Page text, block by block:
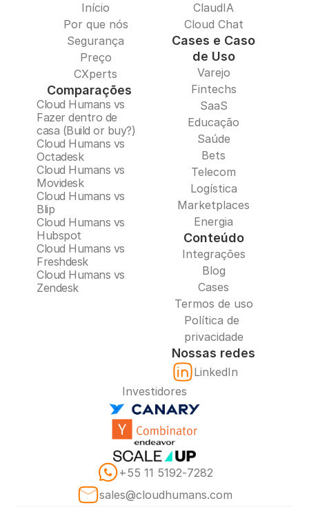
Início
Por que nós
Segurança
Preço
CXperts
Comparações
Cloud Humans vs
Fazer dentro de
casa (Build or buy?)
Cloud Humans vs
Octadesk
Cloud Humans vs
Movidesk
Cloud Humans vs
Blip
Cloud Humans vs
Hubspot
Cloud Humans vs
Freshdesk
Cloud Humans vs
Zendesk
ClaudIA
Cloud Chat
Cases e Caso
de Uso
Varejo
Fintechs
SaaS
Educação
Saúde
Bets
Telecom
Logística
Marketplaces
Energia
Conteúdo
Integrações
Blog
Cases
Termos de uso
Política de
privacidade
Nossas redes
LinkedIn
Investidores
‪+55 11 5192‑7282‬
sales@cloudhumans.com